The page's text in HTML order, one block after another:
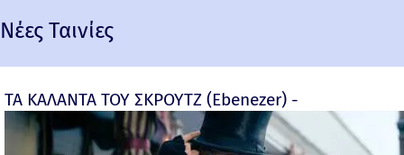
Νέες Ταινίες
ΤΑ ΚΑΛΑΝΤΑ ΤΟΥ ΣΚΡΟΥΤΖ (Ebenezer) -